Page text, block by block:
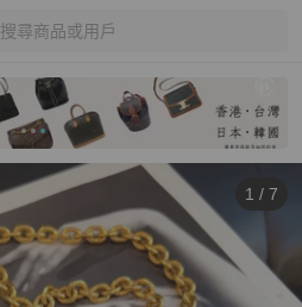
搜尋商品或用戶
1 / 7